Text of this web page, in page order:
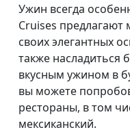
Ужин всегда
Cruises
своих элегантных
также насладиться
вкусным ужином в
вы можете
рестораны, в том
мексиканский.